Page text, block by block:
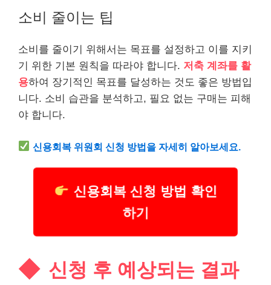
소비 줄이는 팁
소비를 줄이기 위해서는 목표를 설정하고 이를 지키
기 위한 기본 원칙을 따라야 합니다. 저축 계좌를 활
용하여 장기적인 목표를 달성하는 것도 좋은 방법입
니다. 소비 습관을 분석하고, 필요 없는 구매는 피해
야 합니다.
신용회복 위원회 신청 방법을 자세히 알아보세요.
신용회복 신청 방법 확인
하기
신청 후 예상되는 결과